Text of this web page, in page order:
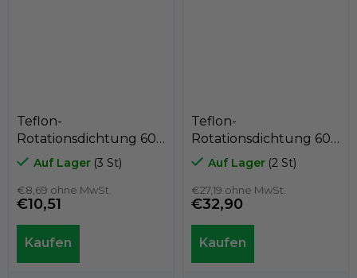
Teflon-
Rotationsdichtung 60
x 52,5 x 3,2
PTFE+Bronze/NBR,
Kastas K752-060
Auf Lager (3 St)
€8,69 ohne MwSt.
€10,51
Teflon-
Rotationsdichtung 60
x 50,6 x 7,1
PTFE+C/Edelstahlfeder,
Kastas K751-060
Auf Lager (2 St)
€27,19 ohne MwSt.
€32,90